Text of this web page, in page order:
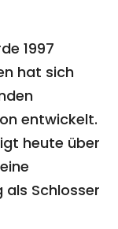
1997
hat sich
entwickelt.
heute über
Schlosser